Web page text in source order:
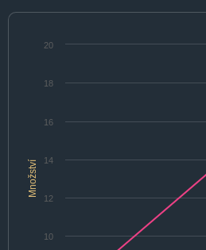
Množství
10
12
14
16
18
20